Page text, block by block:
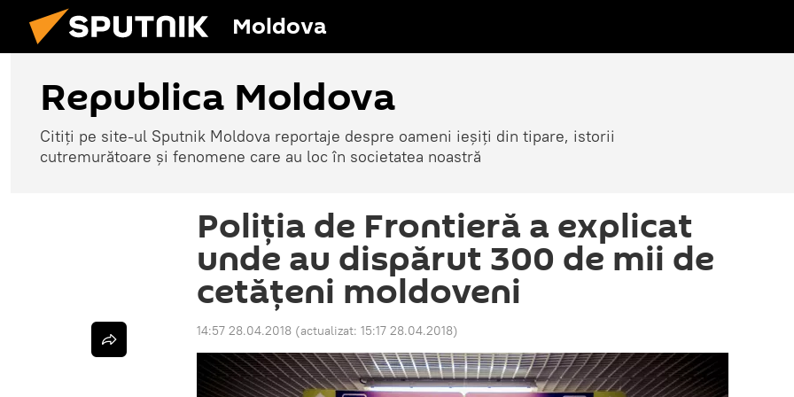
Moldova
Republica Moldova
Citiți pe site-ul Sputnik Moldova reportaje despre oameni ieșiți din tipare, istorii
cutremurătoare și fenomene care au loc în societatea noastră
Poliţia de Frontieră a explicat
unde au dispărut 300 de mii de
cetăţeni moldoveni
14:57 28.04.2018 (actualizat: 15:17 28.04.2018)